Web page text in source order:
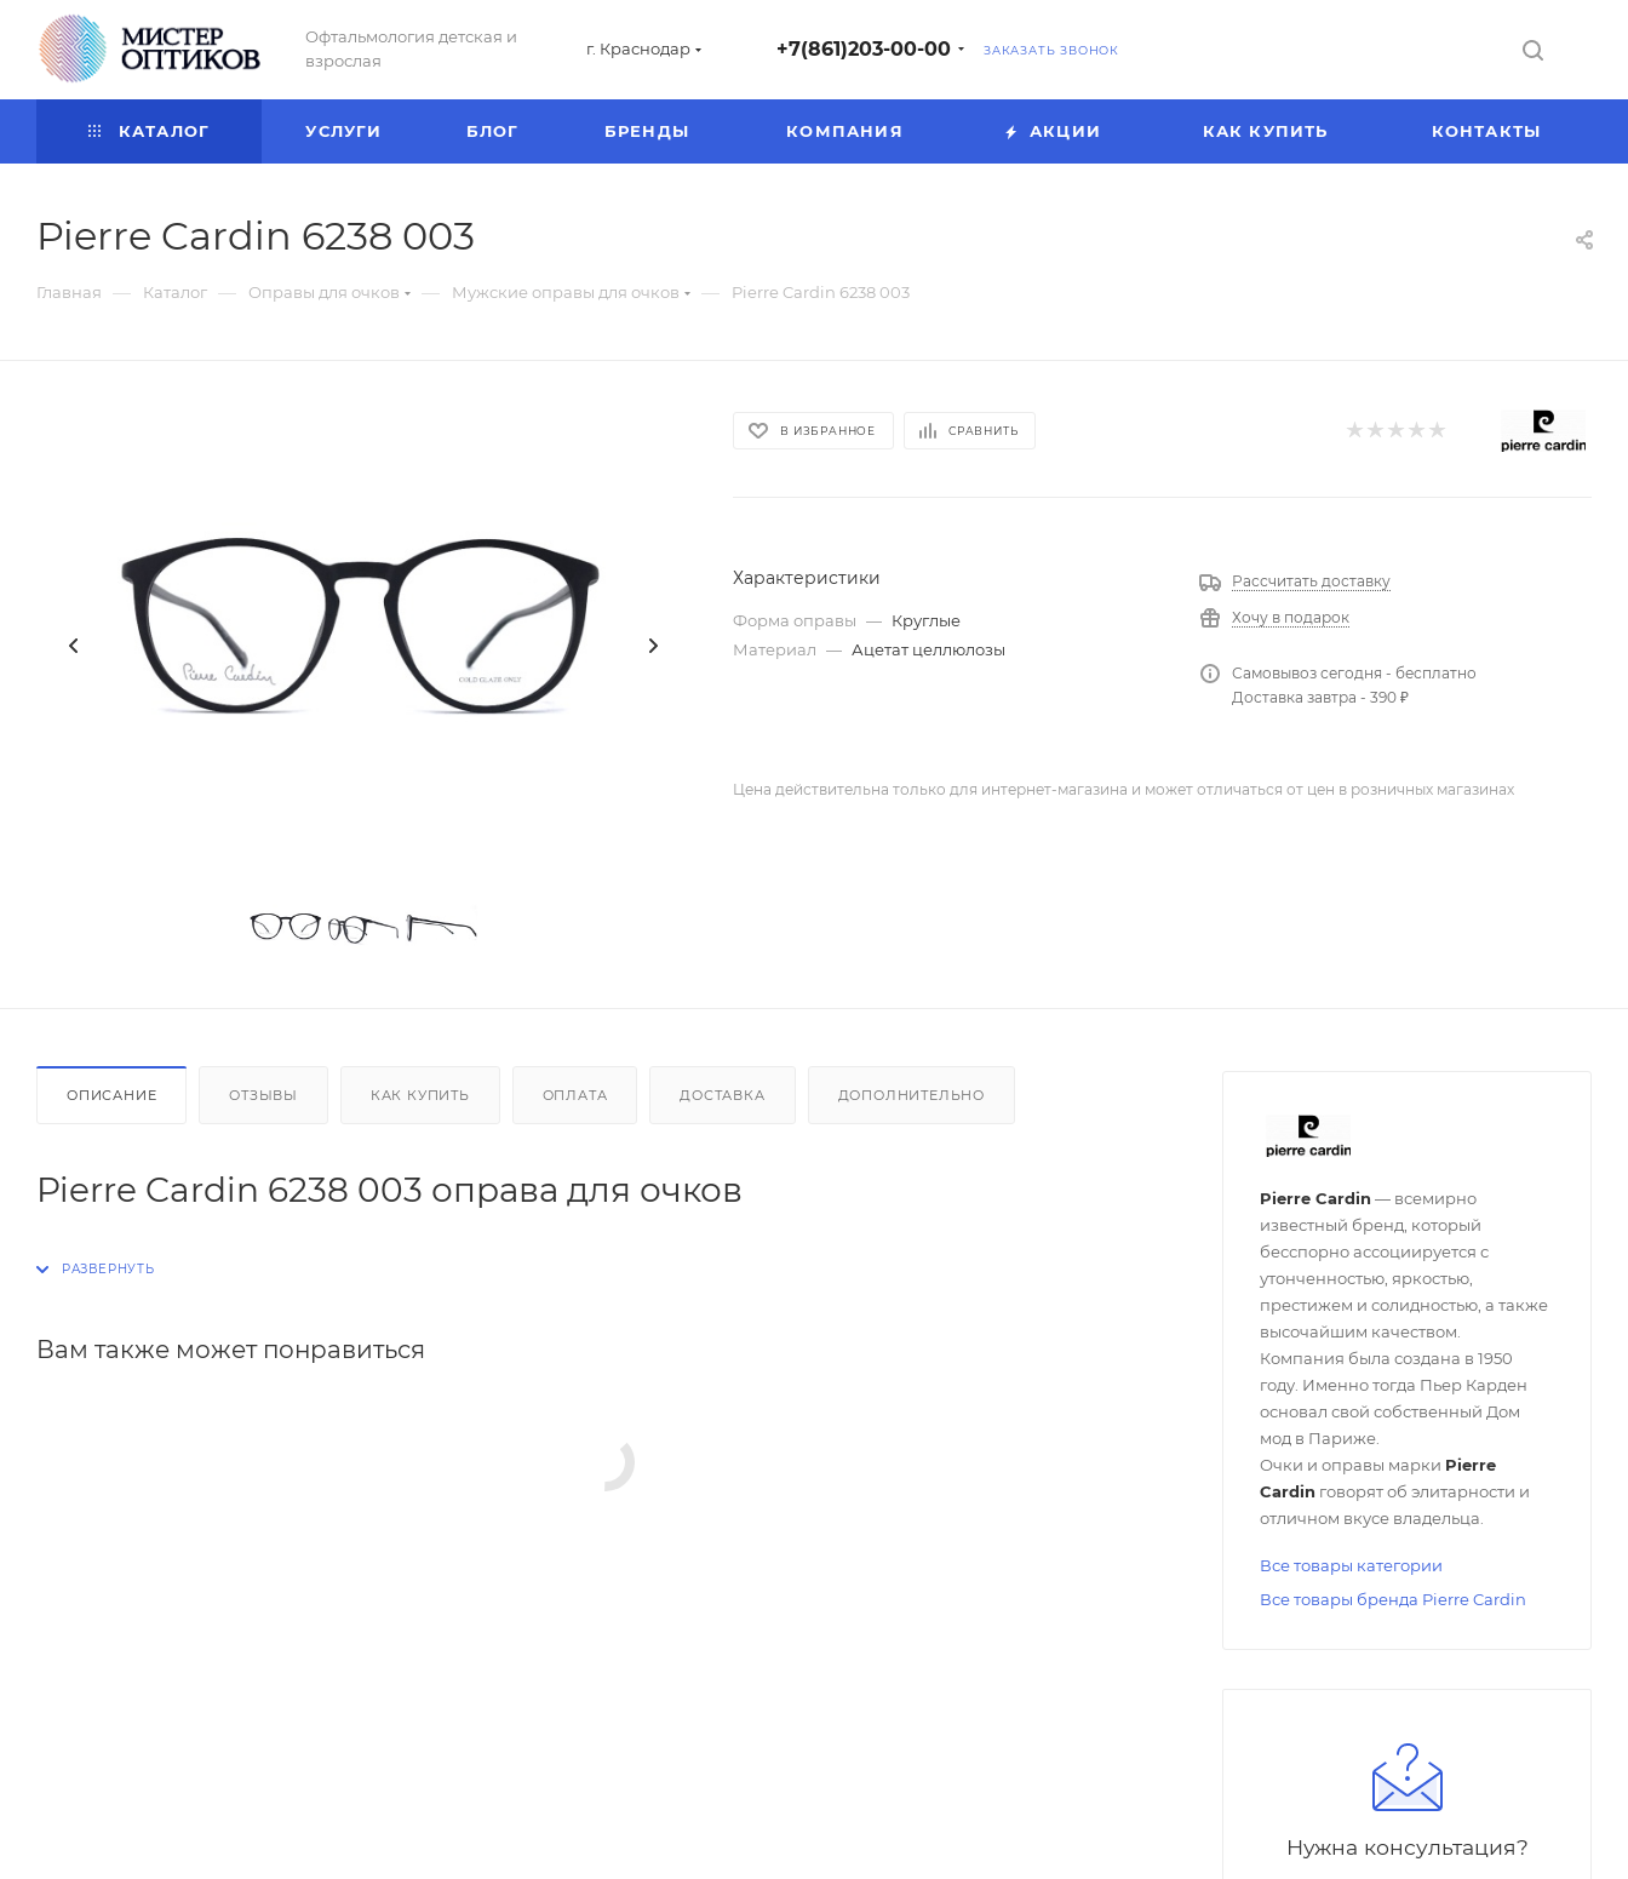
Офтальмология детская и
взрослая
г. Краснодар +7(861)203-00-00 ЗАКАЗАТЬ ЗВОНОК
КАТАЛОГ УСЛУГИ БЛОГ БРЕНДЫ КОМПАНИЯ АКЦИИ КАК КУПИТЬ КОНТАКТЫ
Pierre Cardin 6238 003
Главная — Каталог — Оправы для очков — Мужские оправы для очков — Pierre Cardin 6238 003
В ИЗБРАННОЕ СРАВНИТЬ
Характеристики
Форма оправы — Круглые
Материал — Ацетат целлюлозы
Рассчитать доставку
Хочу в подарок
Самовывоз сегодня - бесплатно
Доставка завтра - 390 ₽
Цена действительна только для интернет-магазина и может отличаться от цен в розничных магазинах
ОПИСАНИЕ ОТЗЫВЫ КАК КУПИТЬ ОПЛАТА ДОСТАВКА ДОПОЛНИТЕЛЬНО
Pierre Cardin 6238 003 оправа для очков
Вам также может понравиться
Pierre Cardin — всемирно
известный бренд, который
бесспорно ассоциируется с
утонченностью, яркостью,
престижем и солидностью, а также
высочайшим качеством.
Компания была создана в 1950
году. Именно тогда Пьер Карден
основал свой собственный Дом
мод в Париже.
Очки и оправы марки Pierre
Cardin говорят об элитарности и
отличном вкусе владельца.
Все товары категории
Все товары бренда Pierre Cardin
Нужна консультация?